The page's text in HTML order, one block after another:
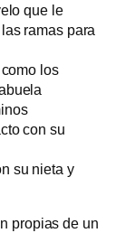
que le
ramas para
los
con su
su nieta y
propias de un